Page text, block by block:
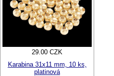
29.00 CZK
Karabina 31x11 mm, 10 ks,
platinová